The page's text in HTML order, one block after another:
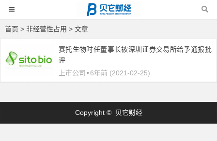
首页 > 非经营性占用 > 文章
赛托生物时任董事长被深圳证券交易所给予通报批
评
上市公司 •6年前 (2021-02-25)
Copyright © 贝它财经